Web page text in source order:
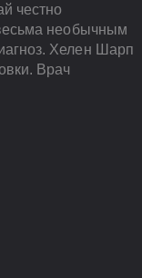
честно
необычным
Хелен Шарп
Врач